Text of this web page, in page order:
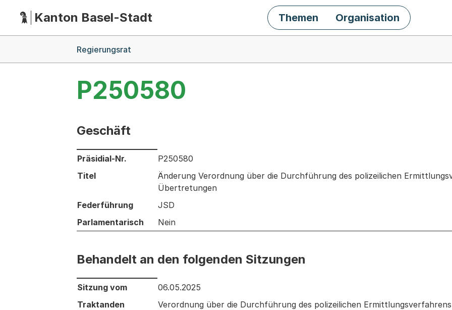
HauptnavigationKanton Basel-Stadt Themen Organisation
Regierungsrat
P250580
Geschäft
Informationen zum Ausgewählten Geschäft
Präsidial-Nr.
P250580
Titel
Änderung Verordnung über die Durchführung des polizeilichen
Übertretungen
Federführung
JSD
Parlamentarisch
Nein
Behandelt an den folgenden Sitzungen
Behandelt an den folgenden Sitzungen: Informationen zu den Sitzungen zum Geschäft
Sitzung vom
06.05.2025
Traktanden
Verordnung über die Durchführung des polizeilichen